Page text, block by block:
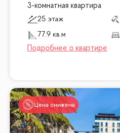
3-комнатная квартира
25 этаж
77.9 кв.м
Цена снижена